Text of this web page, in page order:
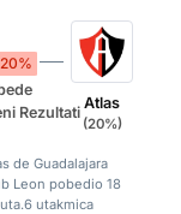
20%
Rezultati
Atlas
(20%)
de Guadalajara
Leon pobedio 18
utakmica